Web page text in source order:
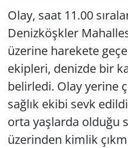
Olay, saat 11.00
Denizköşkler
üzerine harekete
ekipleri, denizde bir
belirledi. Olay yerine
sağlık ekibi sevk
orta yaşlarda olduğu
üzerinden kimlik